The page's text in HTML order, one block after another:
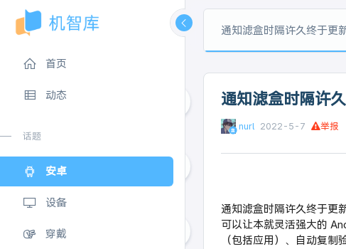
首页
动态
话题
安卓
设备
穿戴
通知滤盒时隔许久终于更
通知滤盒时隔许
nurl 2022-5-7 举报
通知滤盒时隔许久终于更
可以让本就灵活强大的
（包括应用）、自动复制